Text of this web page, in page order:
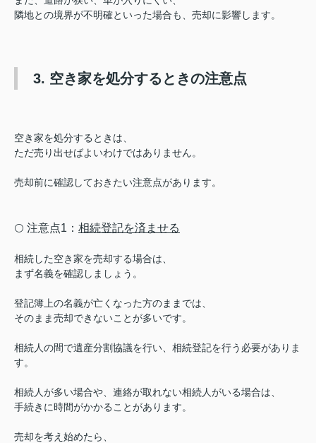
隣地との境界が不明確といった場合も、 売却に影響します。
3. 空き家を処分するときの注意点
空き家を処分するときは、
ただ売り出せばよいわけではありません。
売却前に確認しておきたい注意点があります。
⚪️ 注意点1： 相続登記を済ませる
相続した空き家を売却する場合は、
まず名義を確認しましょう。
登記簿上の名義が亡くなった方のままでは、
そのまま売却できないことが多いです。
相続人の間で遺産分割協議を行い、相続登記を行う必要がありま
す。
相続人が多い場合や、連絡が取れない相続人がいる場合は、
手続きに時間がかかることがあります。
売却を考え始めたら、